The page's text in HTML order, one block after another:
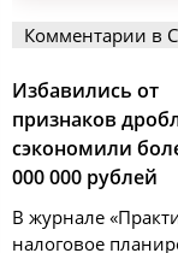
Комментарии в
Избавились от
признаков
сэкономили
000 000 рублей
В журнале
налоговое